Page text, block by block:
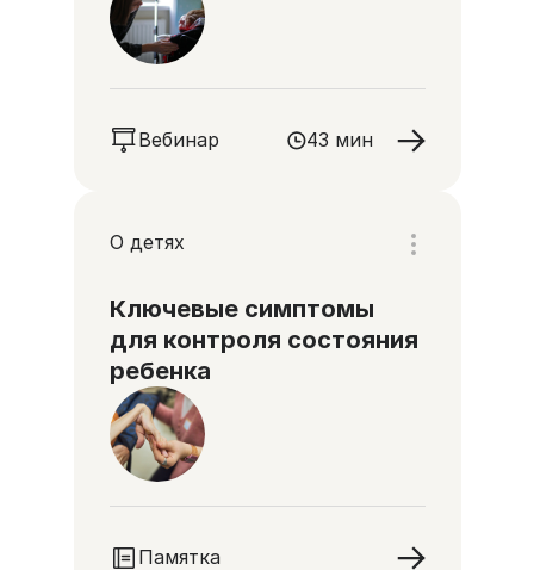
Вебинар 43 мин
О детях
Ключевые симптомы
для контроля состояния
ребенка
Памятка